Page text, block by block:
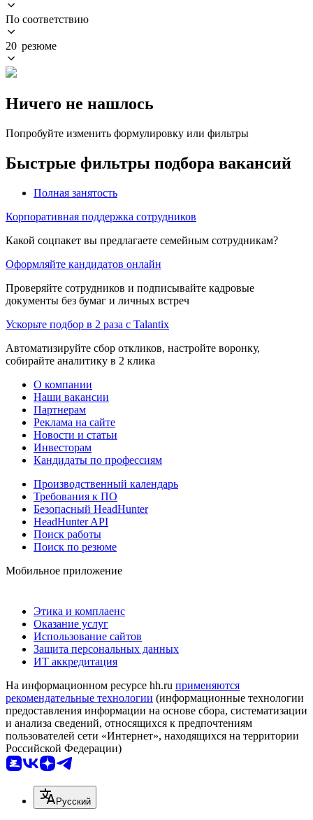
По соответствию
20 резюме
Ничего не нашлось
Попробуйте изменить формулировку или фильтры
Быстрые фильтры подбора вакансий
Полная занятость
Корпоративная поддержка сотрудников
Какой соцпакет вы предлагаете семейным сотрудникам?
Оформляйте кандидатов онлайн
Проверяйте сотрудников и подписывайте кадровые
документы без бумаг и личных встреч
Ускорьте подбор в 2 раза с Talantix
Автоматизируйте сбор откликов, настройте воронку,
собирайте аналитику в 2 клика
О компании
Наши вакансии
Партнерам
Реклама на сайте
Новости и статьи
Инвесторам
Кандидаты по профессиям
Производственный календарь
Требования к ПО
Безопасный HeadHunter
HeadHunter API
Поиск работы
Поиск по резюме
Мобильное приложение
Этика и комплаенс
Оказание услуг
Использование сайтов
Защита персональных данных
ИТ аккредитация
На информационном ресурсе hh.ru применяются
рекомендательные технологии (информационные технологии
предоставления информации на основе сбора, систематизации
и анализа сведений, относящихся к предпочтениям
пользователей сети «Интернет», находящихся на территории
Российской Федерации)
Русский